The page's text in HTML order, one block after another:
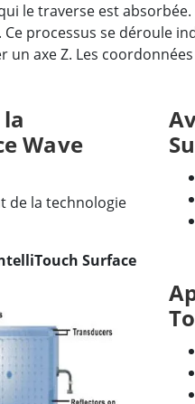
le traverse est
processus se déroule
axe Z. Les
Wave
de la technologie
Surface